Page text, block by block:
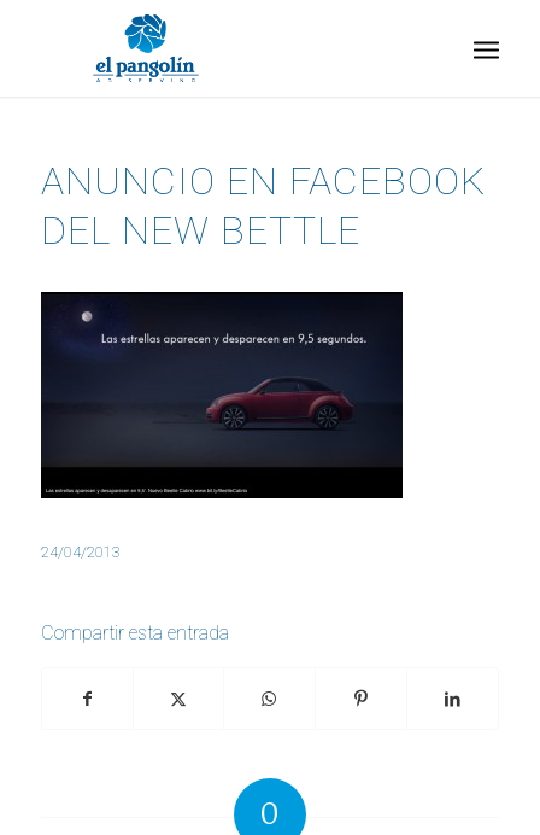
ANUNCIO EN FACEBOOK
DEL NEW BETTLE
24/04/2013
Compartir esta entrada
0